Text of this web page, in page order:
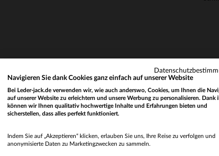
Navigieren Sie dank Cookies ganz einfach auf unserer Website
Bei Leder-jack.de verwenden wir, wie auch anderswo, Cookies, um Ihnen die
auf unserer Website zu erleichtern und unsere Werbung zu personalisieren. Dank
können wir Ihnen qualitativ hochwertige Inhalte und Erfahrungen bieten und
sicherstellen, dass alles perfekt funktioniert.
Indem Sie auf „Akzeptieren“ klicken, erlauben Sie uns, Ihre Reise zu verfolgen und
anonymisierte Daten zu Marketingzwecken zu sammeln.